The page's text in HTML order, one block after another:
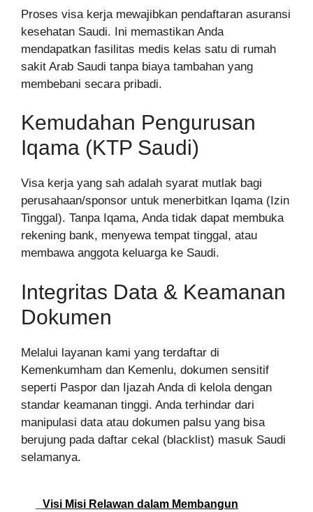
Proses visa kerja mewajibkan pendaftaran asuransi
kesehatan Saudi. Ini memastikan Anda
mendapatkan fasilitas medis kelas satu di rumah
sakit Arab Saudi tanpa biaya tambahan yang
membebani secara pribadi.
Kemudahan Pengurusan
Iqama (KTP Saudi)
Visa kerja yang sah adalah syarat mutlak bagi
perusahaan/sponsor untuk menerbitkan Iqama (Izin
Tinggal). Tanpa Iqama, Anda tidak dapat membuka
rekening bank, menyewa tempat tinggal, atau
membawa anggota keluarga ke Saudi.
Integritas Data & Keamanan
Dokumen
Melalui layanan kami yang terdaftar di
Kemenkumham dan Kemenlu, dokumen sensitif
seperti Paspor dan Ijazah Anda di kelola dengan
standar keamanan tinggi. Anda terhindar dari
manipulasi data atau dokumen palsu yang bisa
berujung pada daftar cekal (blacklist) masuk Saudi
selamanya.
Visi Misi Relawan dalam Membangun